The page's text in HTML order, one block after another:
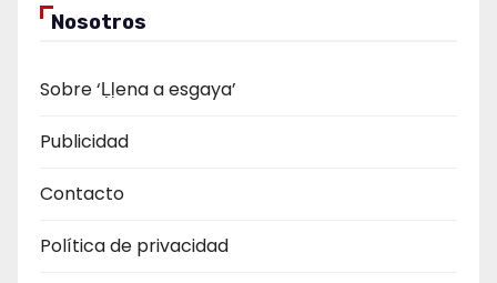
Nosotros
Sobre ‘Ḷḷena a esgaya’
Publicidad
Contacto
Política de privacidad